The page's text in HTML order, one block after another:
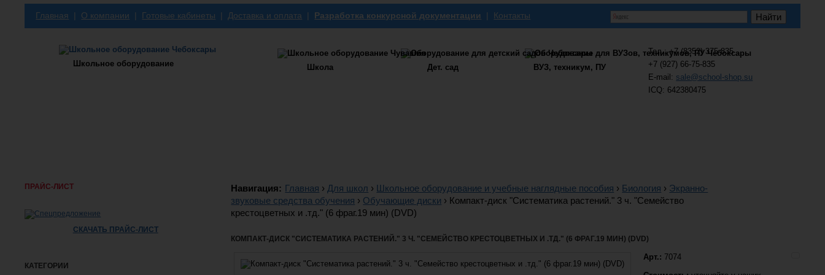
Главная | О компании | Готовые кабинеты | Доставка и оплата | Разработка конкурсной документации | Контакты
Тел.: +7 (8352) 375-835
+7 (927) 66-75-835
E-mail: sale@school-shop.su
ICQ: 642380475
Школьное оборудование ВУЗ, техникум, ПУ
Дет. сад
Школа
Навигация: Главная › Для школ › Школьное оборудование и учебные наглядные пособия › Биология › Экранно-
звуковые средства обучения › Обучающие диски › Компакт-диск "Систематика растений." 3 ч. "Семейство
крестоцветных и .тд." (6 фраг.19 мин) (DVD)
КОМПАКТ-ДИСК "СИСТЕМАТИКА РАСТЕНИЙ." 3 Ч. "СЕМЕЙСТВО КРЕСТОЦВЕТНЫХ И .ТД." (6 ФРАГ.19 МИН) (DVD)
Арт.: 7074
ПРАЙС-ЛИСТ
СКАЧАТЬ ПРАЙС-ЛИСТ
КАТЕГОРИИ